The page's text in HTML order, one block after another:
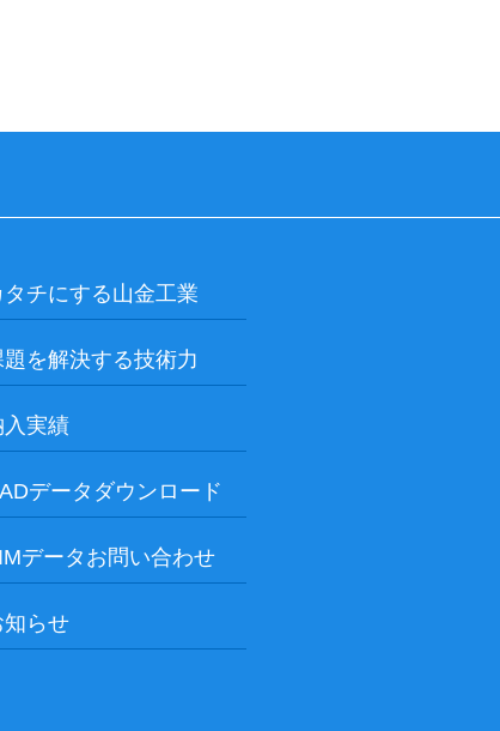
タチにする山金工業
題を解決する技術力
入実績
データダウンロード
データお問い合わせ
知らせ